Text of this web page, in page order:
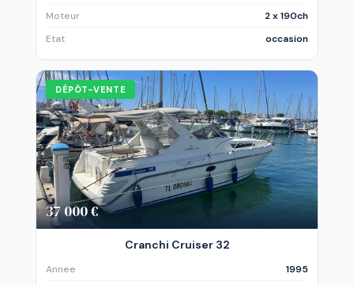
Moteur
2 x 190ch
Etat
occasion
DÉPÔT-VENTE
37 000 €
Cranchi Cruiser 32
Annee
1995